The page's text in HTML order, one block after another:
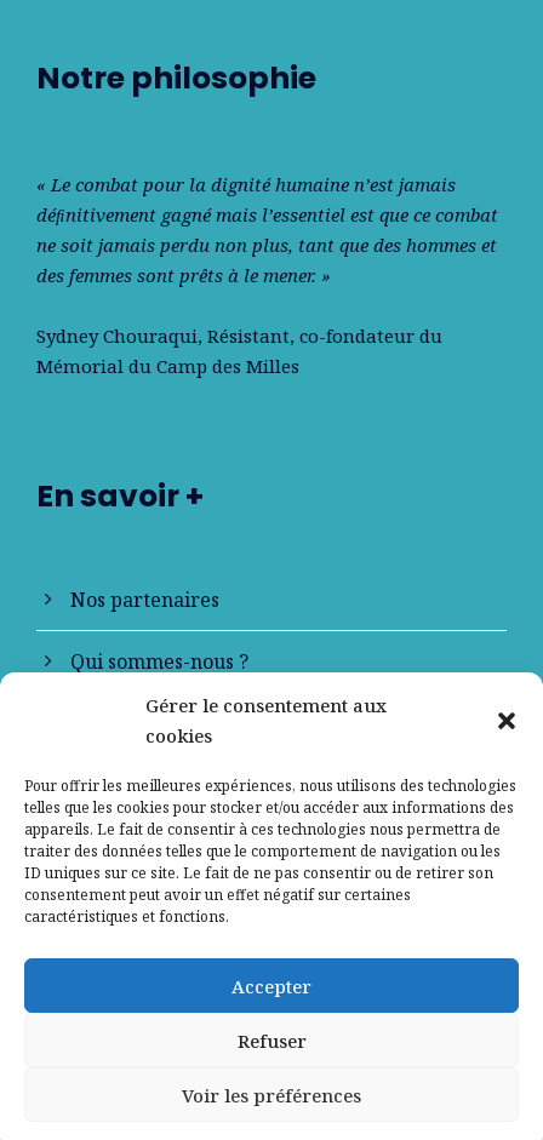
Gérer le consentement aux
cookies
Pour offrir les meilleures expériences, nous utilisons des technologies
telles que les cookies pour stocker et/ou accéder aux informations des
appareils. Le fait de consentir à ces technologies nous permettra de
traiter des données telles que le comportement de navigation ou les
ID uniques sur ce site. Le fait de ne pas consentir ou de retirer son
consentement peut avoir un effet négatif sur certaines
caractéristiques et fonctions.
Accepter
Refuser
Voir les préférences
Notre philosophie
« Le combat pour la dignité humaine n’est jamais
déﬁnitivement gagné mais l’essentiel est que ce combat
ne soit jamais perdu non plus, tant que des hommes et
des femmes sont prêts à le mener. »
Sydney Chouraqui, Résistant, co-fondateur du
Mémorial du Camp des Milles
En savoir +
Nos partenaires
Qui sommes-nous ?
Contactez-nous
Mentions légales
Politique de confidentialité